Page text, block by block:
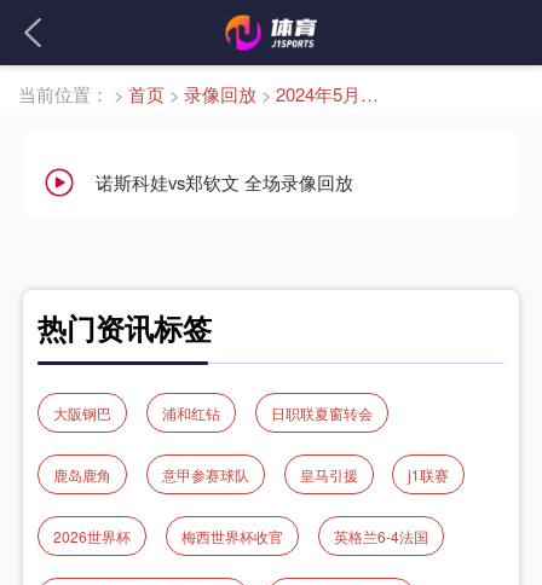
当前位置： > 首页 > 录像回放 > 2024年5月12日
诺斯科娃vs郑钦文 全场录像回放
热门资讯标签
大阪钢巴 浦和红钻 日职联夏窗转会
鹿岛鹿角 意甲参赛球队 皇马引援 j1联赛
2026世界杯 梅西世界杯收官 英格兰6-4法国